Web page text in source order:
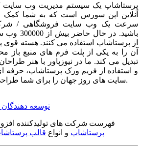
پرستاشاپ یک سیستم مدیریت وب سایت
آنلاین اپن سورس است که به شما کمک
سرعت یک وب سایت فروشگاهی /
باشید. در حال
از پرستاشاپ استفاده می کنند. هسته قوی
آن را به یکی از پلت فرم های منبع باز
تبدیل می کند. ما در نیوزپاور با هنر
و استفاده از فریم ورک پرستاشاپ، حرفه
سایت های روز جهان را برای شما طراحی می کنیم.
توسعه
فهرست شرکت های تولیدکننده
پرستاشاپ و انواع قالب